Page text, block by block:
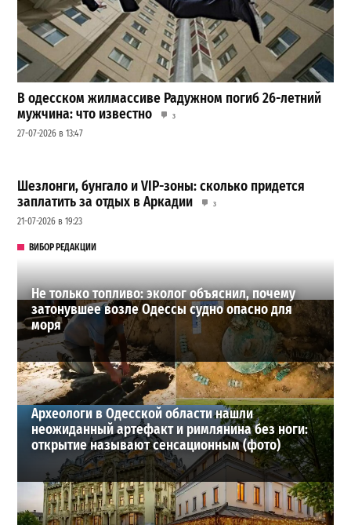
В одесском жилмассиве Радужном погиб 26-летний
мужчина: что известно
3
27-07-2026 в 13:47
Шезлонги, бунгало и VIP-зоны: сколько придется
заплатить за отдых в Аркадии
3
21-07-2026 в 19:23
ВИБОР РЕДАКЦИИ
Не только топливо: эколог объяснил, почему
затонувшее возле Одессы судно опасно для
моря
Археологи в Одесской области нашли
неожиданный артефакт и римлянина без ноги:
открытие называют сенсационным (фото)